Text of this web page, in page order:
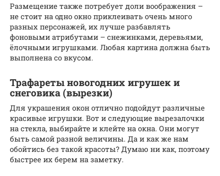
Размещение также потребует доли воображения –
не стоит на одно окно приклеивать очень много
разных персонажей, их лучше разбавлять
фоновыми атрибутами – снежинками, деревьями,
ёлочными игрушками. Любая картина должна быть
выполнена со вкусом.
Трафареты новогодних игрушек и
снеговика (вырезки)
Для украшения окон отлично подойдут различные
красивые игрушки. Вот и следующие вырезалочки
на стекла, выбирайте и клейте на окна. Они могут
быть самой разной величины. Да и как же нам
обойтись без такой красоты? Думаю ни как, поэтому
быстрее их берем на заметку.